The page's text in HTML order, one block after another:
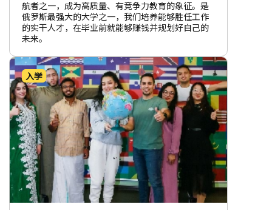
航者之一，成为高质量、有竞争力教育的象征。是
俄罗斯最强大的大学之一，我们培养能够胜任工作
的实干人才，在毕业前就能够赚钱并规划好自己的
未来。
入学